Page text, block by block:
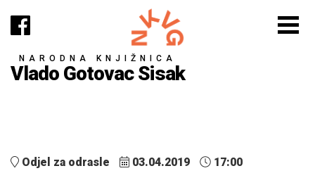
NARODNA KNJIŽNICA
Vlado Gotovac Sisak
Odjel za odrasle 03.04.2019 17:00